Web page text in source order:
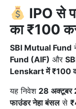
IPO से
का ₹100
SBI Mutual Fund
Fund (AIF) और
Lenskart में ₹100
यह निवेश 28 अक्टूबर
फाउंडर नेहा बंसलसे